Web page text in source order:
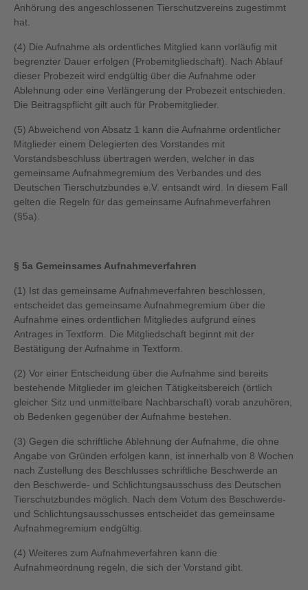
Anhörung des angeschlossenen Tierschutzvereins zugestimmt
hat.
(4) Die Aufnahme als ordentliches Mitglied kann vorläufig mit
begrenzter Dauer erfolgen (Probemitgliedschaft). Nach Ablauf
dieser Probezeit wird endgültig über die Aufnahme oder
Ablehnung oder eine Verlängerung der Probezeit entschieden.
Die Beitragspflicht gilt auch für Probemitglieder.
(5) Abweichend von Absatz 1 kann die Aufnahme ordentlicher
Mitglieder einem Delegierten des Vorstandes mit
Vorstandsbeschluss übertragen werden, welcher in das
gemeinsame Aufnahmegremium des Verbandes und des
Deutschen Tierschutzbundes e.V. entsandt wird. In diesem Fall
gelten die Regeln für das gemeinsame Aufnahmeverfahren
(§5a).
§ 5a Gemeinsames Aufnahmeverfahren
(1) Ist das gemeinsame Aufnahmeverfahren beschlossen,
entscheidet das gemeinsame Aufnahmegremium über die
Aufnahme eines ordentlichen Mitgliedes aufgrund eines
Antrages in Textform. Die Mitgliedschaft beginnt mit der
Bestätigung der Aufnahme in Textform.
(2) Vor einer Entscheidung über die Aufnahme sind bereits
bestehende Mitglieder im gleichen Tätigkeitsbereich (örtlich
gleicher Sitz und unmittelbare Nachbarschaft) vorab anzuhören,
ob Bedenken gegenüber der Aufnahme bestehen.
(3) Gegen die schriftliche Ablehnung der Aufnahme, die ohne
Angabe von Gründen erfolgen kann, ist innerhalb von 8 Wochen
nach Zustellung des Beschlusses schriftliche Beschwerde an
den Beschwerde- und Schlichtungsausschuss des Deutschen
Tierschutzbundes möglich. Nach dem Votum des Beschwerde-
und Schlichtungsausschusses entscheidet das gemeinsame
Aufnahmegremium endgültig.
(4) Weiteres zum Aufnahmeverfahren kann die
Aufnahmeordnung regeln, die sich der Vorstand gibt.